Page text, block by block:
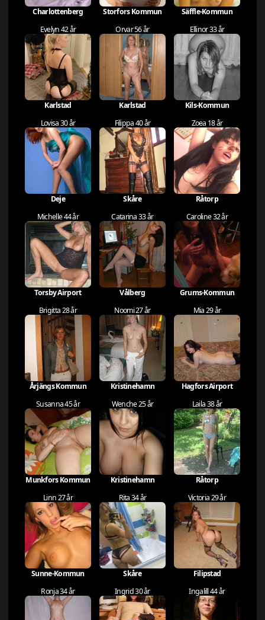
Charlottenberg Storfors Kommun
Säffle-Kommun
Evelyn 42 år
Karlstad
Orvar 56 år
Karlstad
Ellinor 33 år
Kils-Kommun
Lovisa 30 år
Deje
Filippa 40 år
Skåre
Zoea 18 år
Råtorp
Michelle 44 år
Torsby Airport
Catarina 33 år
Vålberg
Caroline 32 år
Grums-Kommun
Brigitta 28 år
Årjängs Kommun
Noomi 27 år
Kristinehamn
Mia 29 år
Hagfors Airport
Susanna 45 år
Munkfors Kommun
Wenche 25 år
Kristinehamn
Laila 38 år
Råtorp
Linn 27 år
Sunne-Kommun
Rita 34 år
Skåre
Victoria 29 år
Filipstad
Ronja 34 år
Ingrid 30 år Ingalill 44 år